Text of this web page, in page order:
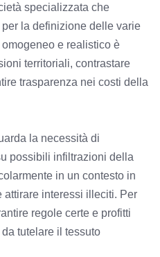
specializzata che
la definizione delle varie
e realistico è
territoriali, contrastare
trasparenza nei costi della
la necessità di
possibili infiltrazioni della
in un contesto in
attirare interessi illeciti. Per
regole certe e profitti
tutelare il tessuto